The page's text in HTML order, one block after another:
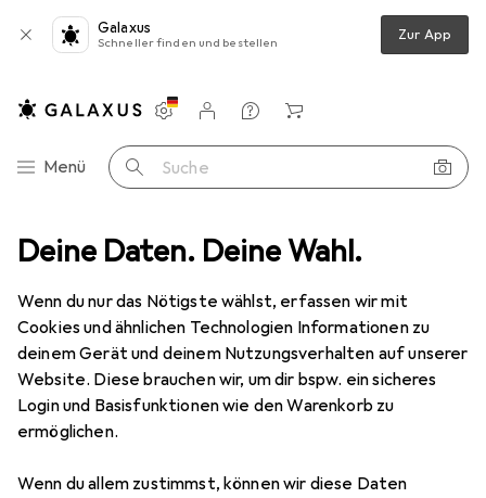
Deine Daten. Deine Wahl.
Wenn du nur das Nötigste wählst, erfassen wir mit
Cookies und ähnlichen Technologien Informationen zu
deinem Gerät und deinem Nutzungsverhalten auf unserer
Website. Diese brauchen wir, um dir bspw. ein sicheres
Login und Basisfunktionen wie den Warenkorb zu
ermöglichen.
Wenn du allem zustimmst, können wir diese Daten
Galaxus
Schneller finden und bestellen Zur App
Navigation nach Kategorien
Menü Suche
Einstellungen
Kundenkonto
Vergleichslisten
Merklisten
Warenkorb
Teng Tools 1/2 Zoll Vierkant Ratschengriff, Länge 46 mm
2 Bilder
Teng Tools1/2 Zoll Vierkant
Ratschengriff, Länge 46 mm
1/2"
EUR
63,10